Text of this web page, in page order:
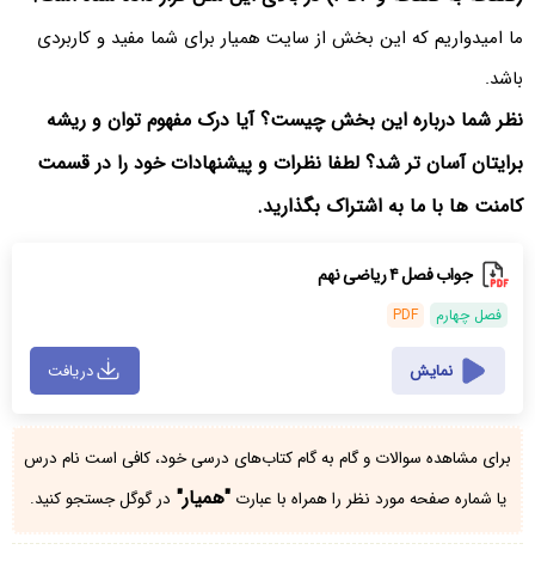
ما امیدواریم که این بخش از سایت همیار برای شما مفید و کاربردی
باشد.
نظر شما درباره این بخش چیست؟ آیا درک مفهوم توان و ریشه
برایتان آسان تر شد؟ لطفا نظرات و پیشنهادات خود را در قسمت
کامنت ها با ما به اشتراک بگذارید.
جواب فصل ۴ ریاضی نهم
فصل چهارم PDF
نمایش دریافت
برای مشاهده سوالات و گام به گام کتاب‌های درسی خود، کافی است نام درس
یا شماره صفحه مورد نظر را همراه با عبارت"همیار" در گوگل جستجو کنید.